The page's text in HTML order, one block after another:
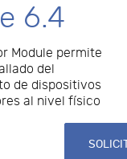
6.4
Module permite
del
de dispositivos
al nivel físico